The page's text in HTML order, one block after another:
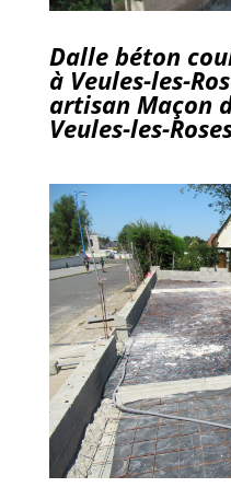
Dalle béton
à Veules-les-
artisan Maçon
Veules-les-